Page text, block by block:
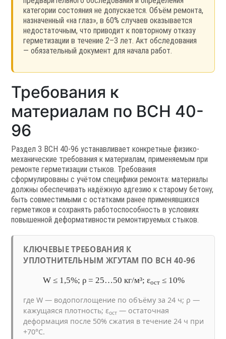
категории состояния не допускается. Объём ремонта,
назначенный «на глаз», в 60% случаев оказывается
недостаточным, что приводит к повторному отказу
герметизации в течение 2–3 лет. Акт обследования
— обязательный документ для начала работ.
Требования к
материалам по ВСН 40-
96
Раздел 3 ВСН 40-96 устанавливает конкретные физико-
механические требования к материалам, применяемым при
ремонте герметизации стыков. Требования
сформулированы с учётом специфики ремонта: материалы
должны обеспечивать надёжную адгезию к старому бетону,
быть совместимыми с остатками ранее применявшихся
герметиков и сохранять работоспособность в условиях
повышенной деформативности ремонтируемых стыков.
КЛЮЧЕВЫЕ ТРЕБОВАНИЯ К
УПЛОТНИТЕЛЬНЫМ ЖГУТАМ ПО ВСН 40-96
W ≤ 1,5%; ρ = 25…50 кг/м³; εост ≤ 10%
где W — водопоглощение по объёму за 24 ч; ρ —
кажущаяся плотность; εост — остаточная
деформация после 50% сжатия в течение 24 ч при
+70°C.